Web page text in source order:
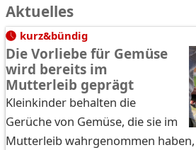
Aktuelles
kurz&bündig
Die Vorliebe für Gemüse
wird bereits im
Mutterleib geprägt
Kleinkinder behalten die
Gerüche von Gemüse, die sie im
Mutterleib wahrgenommen